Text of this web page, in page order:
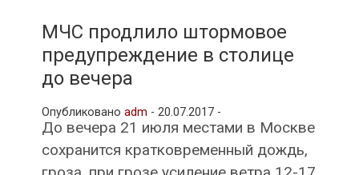
рубрики
МЧС продлило штормовое
предупреждение в столице
до вечера
Опубликовано adm - 20.07.2017 -
До вечера 21 июля местами в Москве
сохранится кратковременный дождь,